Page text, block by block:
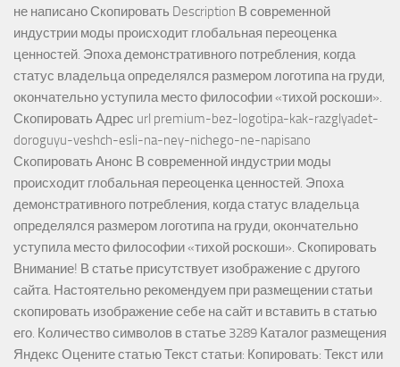
не написано Скопировать Description В современной
индустрии моды происходит глобальная переоценка
ценностей. Эпоха демонстративного потребления, когда
статус владельца определялся размером логотипа на груди,
окончательно уступила место философии «тихой роскоши».
Скопировать Адрес url premium-bez-logotipa-kak-razglyadet-
doroguyu-veshch-esli-na-ney-nichego-ne-napisano
Скопировать Анонс В современной индустрии моды
происходит глобальная переоценка ценностей. Эпоха
демонстративного потребления, когда статус владельца
определялся размером логотипа на груди, окончательно
уступила место философии «тихой роскоши». Скопировать
Внимание! В статье присутствует изображение с другого
сайта. Настоятельно рекомендуем при размещении статьи
скопировать изображение себе на сайт и вставить в статью
его. Количество символов в статье 3289 Каталог размещения
Яндекс Оцените статью Текст статьи: Копировать: Текст или